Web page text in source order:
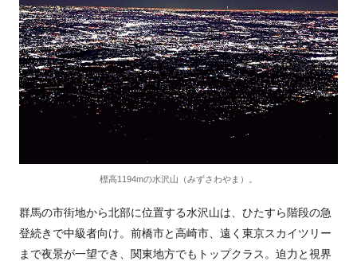
標高1194mの水沢山（みずさわやま）。
群馬の市街地から北部に位置する水沢山は、ひたすら階段の急
登続きで中級者向け。前橋市と高崎市、遠く東京スカイツリー
まで夜景が一望でき、関東地方でもトップクラス。迫力と視界